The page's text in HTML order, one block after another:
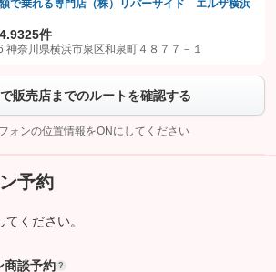
ネットを友だち追加してから「許可する」ボタンを押
さい。
こちら
で乗れる専門店（株）リバーサイド エルザ横浜
4.9325件
神奈川県横浜市泉区和泉町４８７７－１
販売店までのルートを確認する
ォンの位置情報をONにしてください
予約
ください。
商談予約 ?